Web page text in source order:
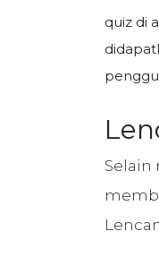
quiz di
Selain